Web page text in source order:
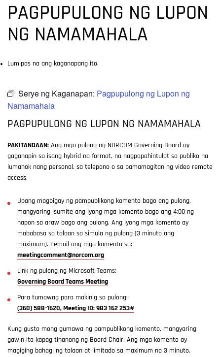
PAGPUPULONG NG LUPON
NG NAMAMAHALA
Lumipas na ang kaganapang ito.
Serye ng Kaganapan: Pagpupulong ng Lupon ng
Namamahala
PAGPUPULONG NG LUPON NG NAMAMAHALA
PAKITANDAAN: Ang mga pulong ng NORCOM Governing Board ay
gaganapin sa isang hybrid na format, na nagpapahintulot sa publiko na
lumahok nang personal, sa telepono o sa pamamagitan ng video remote
access.
Upang magbigay ng pampublikong komento bago ang pulong,
mangyaring isumite ang iyong mga komento bago ang 4:00 ng
hapon sa araw bago ang pulong. Ang iyong mga komento ay
mababasa sa talaan sa simula ng pulong (3 minuto ang
maximum). I-email ang mga komento sa:
meetingcomment@norcom.org
Link ng pulong ng Microsoft Teams:
Governing Board Teams Meeting
Para tumawag para makinig sa pulong:
(360) 588-1620, Meeting ID: 983 162 253#
Kung gusto mong gumawa ng pampublikong komento, mangyaring
gawin ito kapag tinanong ng Board Chair. Ang mga komento ay
magiging bahagi ng talaan at limitado sa maximum na 3 minuto.